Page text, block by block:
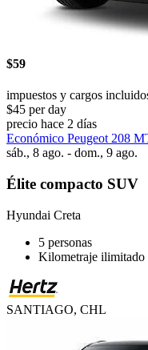
$59
impuestos y cargos
$45 per day
precio hace 2 días
Económico Peugeot 208
sáb., 8 ago. - dom., 9 ago.
Élite compacto SUV
Hyundai Creta
5 personas
Kilometraje ilimitado
SANTIAGO, CHL